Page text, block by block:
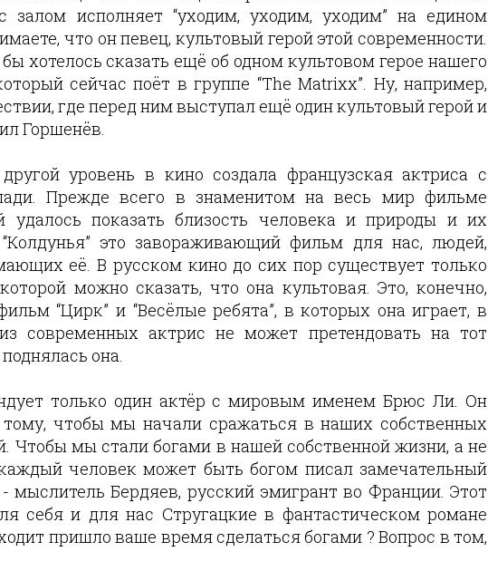
исполняет “уходим, уходим, уходим” на едином
что он певец, культовый герой этой современности.
хотелось сказать ещё об одном культовом герое нашего
сейчас поёт в группе “The Matrixx”. Ну, например,
где перед ним выступал ещё один культовый герой и
Горшенёв.
уровень в кино создала французская актриса с
Прежде всего в знаменитом на весь мир фильме
удалось показать близость человека и природы и их
это завораживающий фильм для нас, людей,
её. В русском кино до сих пор существует только
можно сказать, что она культовая. Это, конечно,
“Цирк” и “Весёлые ребята”, в которых она играет, в
современных актрис не может претендовать на тот
она.
только один актёр с мировым именем Брюс Ли. Он
чтобы мы начали сражаться в наших собственных
Чтобы мы стали богами в нашей собственной жизни, а не
человек может быть богом писал замечательный
Бердяев, русский эмигрант во Франции. Этот
себя и для нас Стругацкие в фантастическом романе
пришло ваше время сделаться богами ? Вопрос в том,